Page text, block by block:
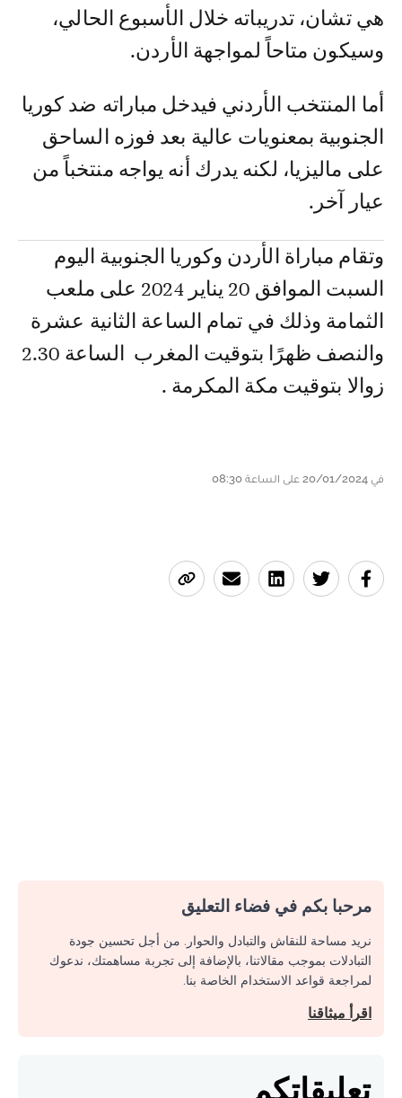
هي تشان، تدريباته خلال الأسبوع الحالي،
وسيكون متاحاً لمواجهة الأردن.
أما المنتخب الأردني فيدخل مباراته ضد كوريا
الجنوبية بمعنويات عالية بعد فوزه الساحق
على ماليزيا، لكنه يدرك أنه يواجه منتخباً من
عيار آخر.
وتقام مباراة الأردن وكوريا الجنوبية اليوم
السبت الموافق 20 يناير 2024 على ملعب
الثمامة وذلك في تمام الساعة الثانية عشرة
والنصف ظهرًا بتوقيت المغرب الساعة 2.30
زوالا بتوقيت مكة المكرمة .
في 20/01/2024 على الساعة 08:30
مرحبا بكم في فضاء التعليق
نريد مساحة للنقاش والتبادل والحوار. من أجل تحسين جودة
التبادلات بموجب مقالاتنا، بالإضافة إلى تجربة مساهمتك، ندعوك
لمراجعة قواعد الاستخدام الخاصة بنا.
اقرأ ميثاقنا
تعليقاتكم